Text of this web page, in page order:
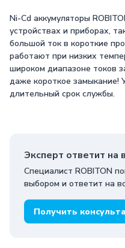
Ni-Cd аккумуляторы
устройствах и приборах,
большой ток в короткие
работают при низких
широком диапазоне токов
даже короткое замыкание!
длительный срок службы.
Эксперт ответит на
Специалист ROBITON
выбором и ответит на
Получить